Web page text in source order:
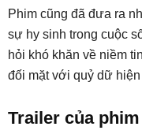
Phim cũng đã đưa ra
sự hy sinh trong cuộc
hỏi khó khăn về niềm
đối mặt với quỷ dữ hiện
Trailer của